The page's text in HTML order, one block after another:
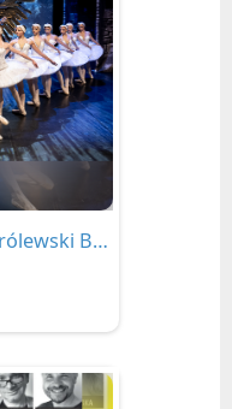
Jezioro Łabędzie - Królewski Balet Klasyczny